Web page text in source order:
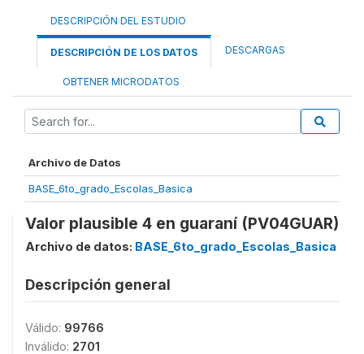
DESCRIPCIÓN DEL ESTUDIO
DESCRIPCIÓN DE LOS DATOS DESCARGAS
OBTENER MICRODATOS
Archivo de Datos
BASE_6to_grado_Escolas_Basica
Valor plausible 4 en guaraní (PV04GUAR)
Archivo de datos: BASE_6to_grado_Escolas_Basica
Descripción general
Válido: 99766
Inválido: 2701